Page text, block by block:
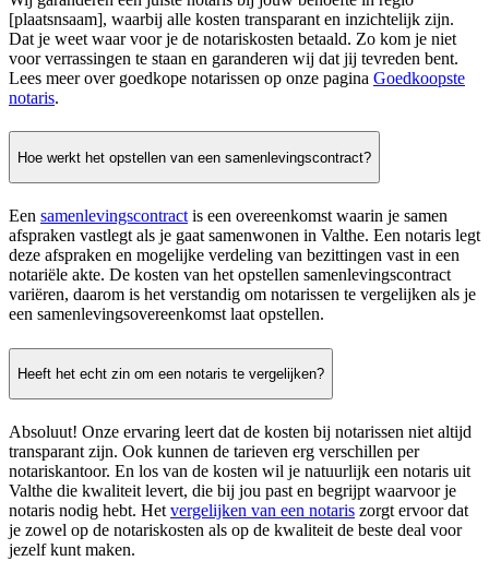
[plaatsnsaam], waarbij alle kosten transparant en inzichtelijk zijn.
Dat je weet waar voor je de notariskosten betaald. Zo kom je niet
voor verrassingen te staan en garanderen wij dat jij tevreden bent.
Lees meer over goedkope notarissen op onze pagina Goedkoopste
notaris.
Hoe werkt het opstellen van een samenlevingscontract?
Een samenlevingscontract is een overeenkomst waarin je samen
afspraken vastlegt als je gaat samenwonen in Valthe. Een notaris legt
deze afspraken en mogelijke verdeling van bezittingen vast in een
notariële akte. De kosten van het opstellen samenlevingscontract
variëren, daarom is het verstandig om notarissen te vergelijken als je
een samenlevingsovereenkomst laat opstellen.
Heeft het echt zin om een notaris te vergelijken?
Absoluut! Onze ervaring leert dat de kosten bij notarissen niet altijd
transparant zijn. Ook kunnen de tarieven erg verschillen per
notariskantoor. En los van de kosten wil je natuurlijk een notaris uit
Valthe die kwaliteit levert, die bij jou past en begrijpt waarvoor je
notaris nodig hebt. Hetvergelijken van een notaris zorgt ervoor dat
je zowel op de notariskosten als op de kwaliteit de beste deal voor
jezelf kunt maken.